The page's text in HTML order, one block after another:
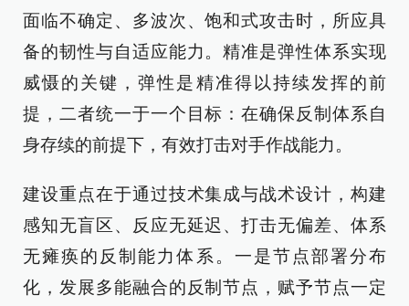
面临不确定、多波次、饱和式攻击时，所应具
备的韧性与自适应能力。精准是弹性体系实现
威慑的关键，弹性是精准得以持续发挥的前
提，二者统一于一个目标：在确保反制体系自
身存续的前提下，有效打击对手作战能力。
建设重点在于通过技术集成与战术设计，构建
感知无盲区、反应无延迟、打击无偏差、体系
无瘫痪的反制能力体系。一是节点部署分布
化，发展多能融合的反制节点，赋予节点一定